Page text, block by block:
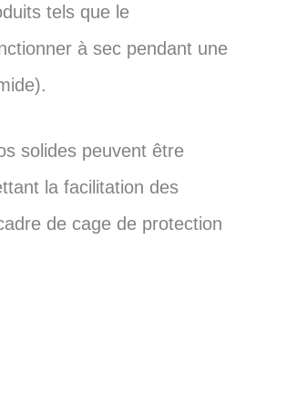
tels que le
à sec pendant une
solides peuvent être
la facilitation des
de cage de protection